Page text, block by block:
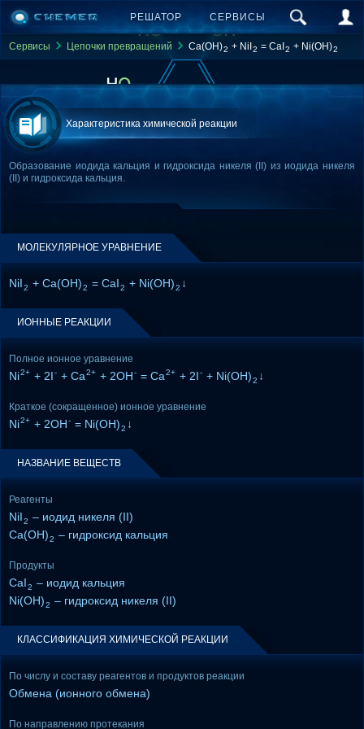
РЕШАТОР СЕРВИСЫ
Сервисы Цепочки превращений Ca(OH)2 + NiI 2 = CaI 2 + Ni(OH)2
Характеристика химической реакции
Образование иодида кальция и гидроксида никеля (II) из иодида никеля
(II) и гидроксида кальция.
МОЛЕКУЛЯРНОЕ УРАВНЕНИЕ
NiI2 + Ca(OH)2 = CaI2 + Ni(OH)2 ↓
ИОННЫЕ РЕАКЦИИ
Полное ионное уравнение
Ni2+ + 2I- + Ca2+ + 2OH- = Ca2+ + 2I- + Ni(OH)2 ↓
Краткое (сокращенное) ионное уравнение
Ni2+ + 2OH- = Ni(OH)2 ↓
НАЗВАНИЕ ВЕЩЕСТВ
Реагенты
NiI2 – иодид никеля (II)
Ca(OH)2 – гидроксид кальция
Продукты
CaI2 – иодид кальция
Ni(OH)2 – гидроксид никеля (II)
КЛАССИФИКАЦИЯ ХИМИЧЕСКОЙ РЕАКЦИИ
По числу и составу реагентов и продуктов реакции
Обмена (ионного обмена)
По направлению протекания